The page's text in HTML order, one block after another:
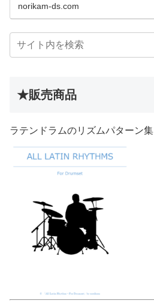
norikam-ds.com
★販売商品
ラテンドラムのリズムパターン集